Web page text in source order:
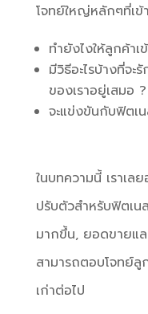
โจทย์ใหญ่หลักๆที่เข้
ทำยังไงให้ลูกค้าเ
มีวิธีอะไรบ้างที่จะ
ของเราอยู่เสมอ ?
จะแข่งขันกับฟิตเ
ในบทความนี้ เราเล
ปรับตัวสำหรับฟิตเ
มากขึ้น, ยอดขายแล
สามารถตอบโจทย์
เก่าต่อไป